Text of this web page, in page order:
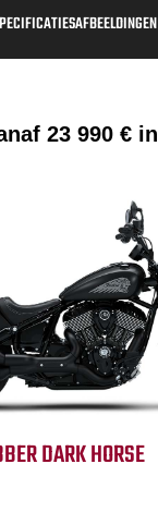
AFBEELDINGEN
23 990 €
DARK HORSE